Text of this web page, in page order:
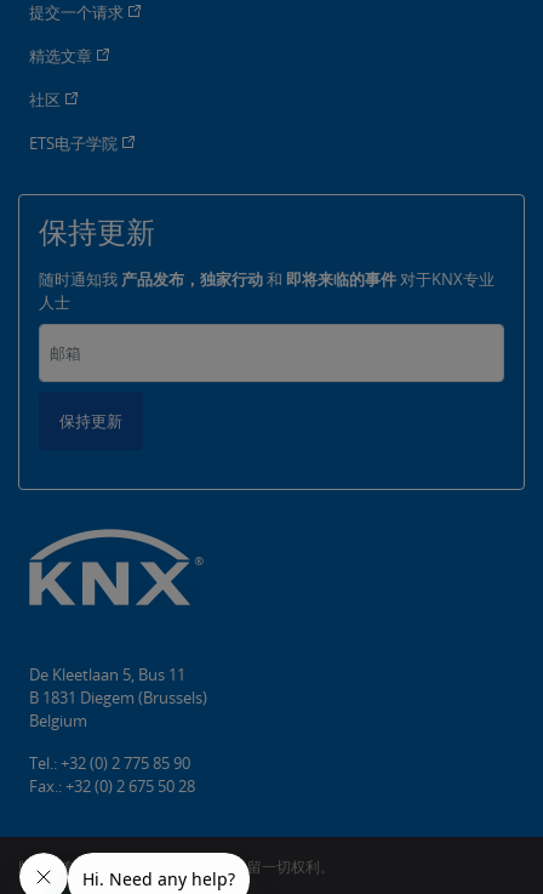
提交一个请求
精选文章
社区
ETS电子学院
保持更新
随时通知我 产品发布，独家行动和 即将来临的事件对于KNX专业
人士
保持更新
De Kleetlaan 5, Bus 11
B 1831 Diegem (Brussels)
Belgium
Tel.: +32 (0) 2 775 85 90
Fax.: +32 (0) 2 675 50 28
版权所有©2026 KNX协会cvba。 保留一切权利。